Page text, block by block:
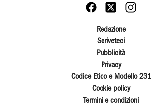
Redazione
Scriveteci
Pubblicità
Privacy
Codice Etico e Modello 231
Cookie policy
Termini e condizioni